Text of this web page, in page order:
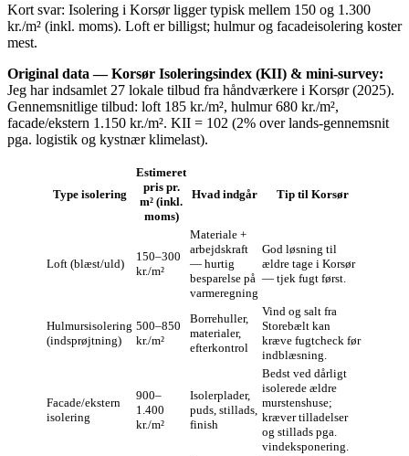
Kort svar: Isolering i Korsør ligger typisk mellem 150 og 1.300
kr./m² (inkl. moms). Loft er billigst; hulmur og facadeisolering koster
mest.
Original data — Korsør Isoleringsindex (KII) & mini‑survey:
Jeg har indsamlet 27 lokale tilbud fra håndværkere i Korsør (2025).
Gennemsnitlige tilbud: loft 185 kr./m², hulmur 680 kr./m²,
facade/ekstern 1.150 kr./m². KII = 102 (2% over lands-gennemsnit
pga. logistik og kystnær klimelast).
Type isolering
Estimeret
pris pr.
m² (inkl.
moms)
Hvad indgår Tip til Korsør
Loft (blæst/uld)
150–300
kr./m²
Materiale +
arbejdskraft
— hurtig
besparelse på
varmeregning
God løsning til
ældre tage i Korsør
— tjek fugt først.
Hulmursisolering
(indsprøjtning)
500–850
kr./m²
Borrehuller,
materialer,
efterkontrol
Vind og salt fra
Storebælt kan
kræve fugtcheck før
indblæsning.
Facade/ekstern
isolering
900–
1.400
kr./m²
Isolerplader,
puds, stillads,
finish
Bedst ved dårligt
isolerede ældre
murstenshuse;
kræver tilladelser
og stillads pga.
vindeksponering.